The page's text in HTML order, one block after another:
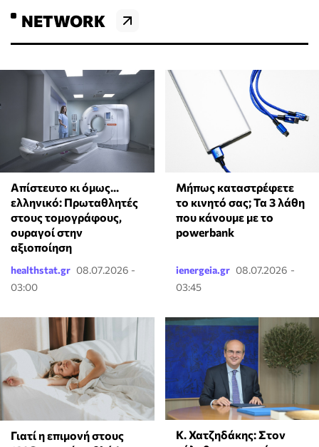
NETWORK
Απίστευτο κι όμως...
ελληνικό: Πρωταθλητές
στους τομογράφους,
ουραγοί στην
αξιοποίηση
healthstat.gr 08.07.2026 -
03:00
Μήπως καταστρέφετε
το κινητό σας; Τα 3 λάθη
που κάνουμε με το
powerbank
ienergeia.gr 08.07.2026 -
03:45
Γιατί η επιμονή στους
Κ. Χατζηδάκης: Στον